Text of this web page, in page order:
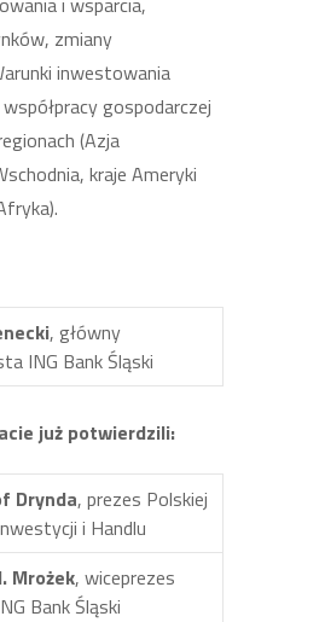
zmiany
inwestowania
gospodarczej
(Azja
kraje Ameryki
, główny
ING Bank Śląski
już potwierdzili:
Drynda, prezes Polskiej
i Handlu
Mrożek, wiceprezes
Bank Śląski